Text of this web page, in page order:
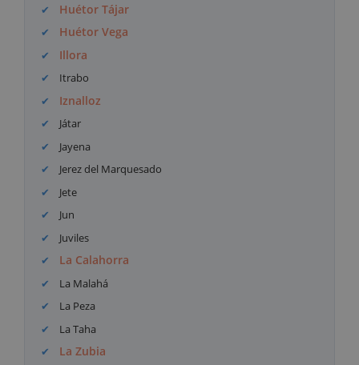
Huétor Tájar
Huétor Vega
Illora
Itrabo
Iznalloz
Játar
Jayena
Jerez del Marquesado
Jete
Jun
Juviles
La Calahorra
La Malahá
La Peza
La Taha
La Zubia